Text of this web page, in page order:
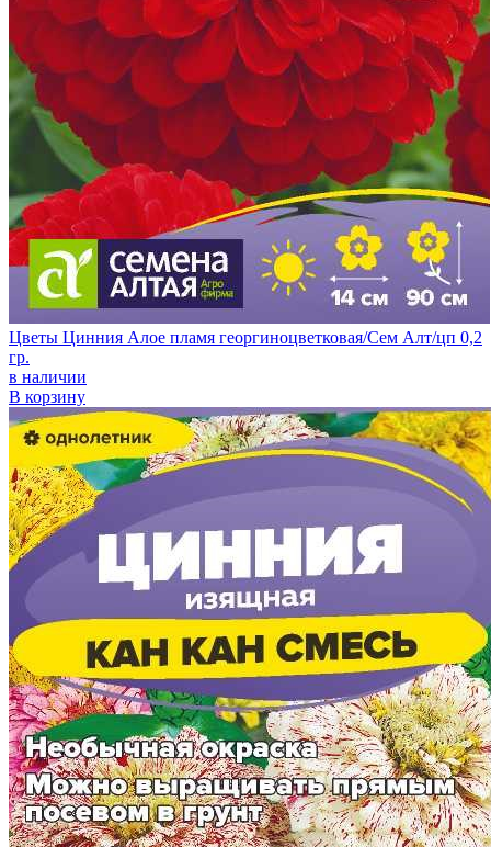
Цветы Цинния Алое пламя георгиноцветковая/Сем Алт/цп 0,2
гр.
в наличии
В корзину